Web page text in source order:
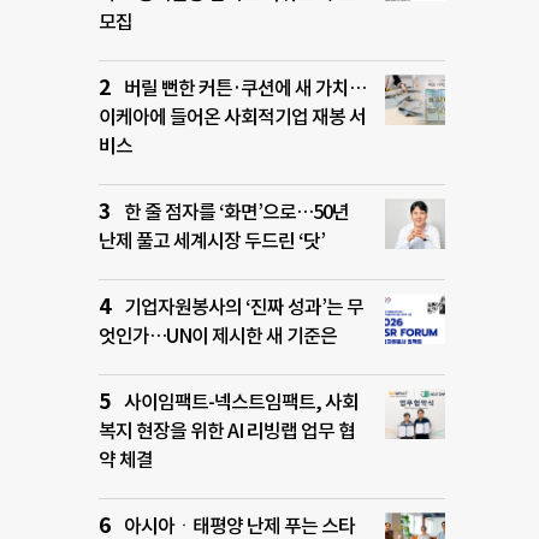
모집
버릴 뻔한 커튼·쿠션에 새 가치…
이케아에 들어온 사회적기업 재봉 서
비스
한 줄 점자를 ‘화면’으로…50년
난제 풀고 세계시장 두드린 ‘닷’
기업자원봉사의 ‘진짜 성과’는 무
엇인가…UN이 제시한 새 기준은
사이임팩트-넥스트임팩트, 사회
복지 현장을 위한 AI 리빙랩 업무 협
약 체결
아시아ㆍ태평양 난제 푸는 스타